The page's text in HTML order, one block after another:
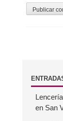
B
en San